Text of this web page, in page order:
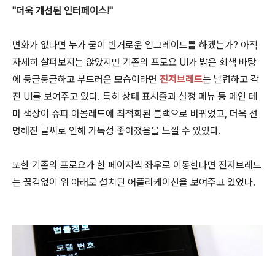
"더욱 개선된 인터페이스!"
변화가 없다면 누가 굳이 번거로운 업그레이드를 하겠는가? 아직
자세히 살펴보지는 않았지만 기존의 프로요 UI가 밝은 회색 바탕
에 둥글둥글하고 부드러운 모습이라면 진저브레드는 날렵하고 각
진 UI를 보여주고 있다. 특히 상태 표시줄과 설정 메뉴 등 메인 테
마 색상이 슈퍼 아몰레드에 최적화된 블랙으로 바뀌었고, 더욱 선
명해진 글씨로 인해 가독성 좋아졌음을 느낄 수 있었다.
또한 기존의 프로요가 한 페이지씩 좌우로 이동한다면 진저브레드
는 끊김없이 위 아래로 설치된 어플리케이션을 보여주고 있었다.